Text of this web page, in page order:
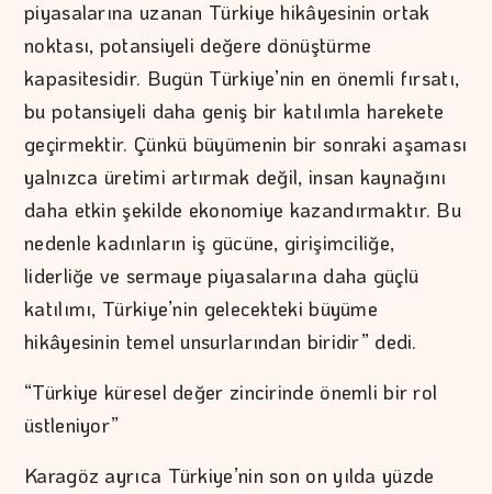
piyasalarına uzanan Türkiye hikâyesinin ortak
noktası, potansiyeli değere dönüştürme
kapasitesidir. Bugün Türkiye’nin en önemli fırsatı,
bu potansiyeli daha geniş bir katılımla harekete
geçirmektir. Çünkü büyümenin bir sonraki aşaması
yalnızca üretimi artırmak değil, insan kaynağını
daha etkin şekilde ekonomiye kazandırmaktır. Bu
nedenle kadınların iş gücüne, girişimciliğe,
liderliğe ve sermaye piyasalarına daha güçlü
katılımı, Türkiye’nin gelecekteki büyüme
hikâyesinin temel unsurlarından biridir” dedi.
“Türkiye küresel değer zincirinde önemli bir rol
üstleniyor”
Karagöz ayrıca Türkiye’nin son on yılda yüzde